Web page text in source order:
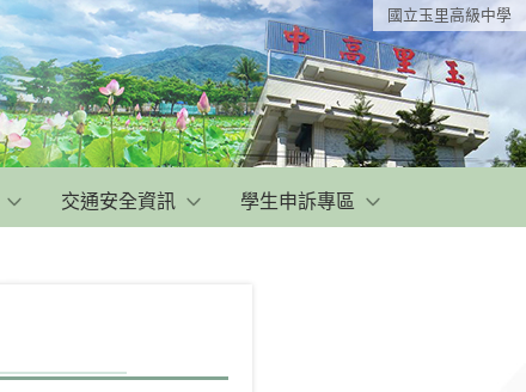
國立玉里高級中學
交通安全資訊 學生申訴專區